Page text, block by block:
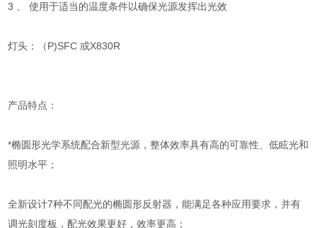
3 、 使用于适当的温度条件以确保光源发挥出光效
灯头：（P)SFC 或X830R
产品特点：
*椭圆形光学系统配合新型光源，整体效率具有高的可靠性、低眩光和
照明水平；
全新设计7种不同配光的椭圆形反射器，能满足各种应用要求，并有
调光刻度板，配光效果更好，效率更高；